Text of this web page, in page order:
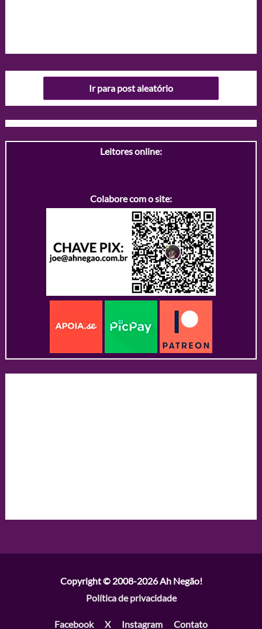
Ir para post aleatório
Leitores online:
Colabore com o site:
Copyright © 2008-2026Ah Negão!
Política de privacidade
Facebook X Instagram Contato